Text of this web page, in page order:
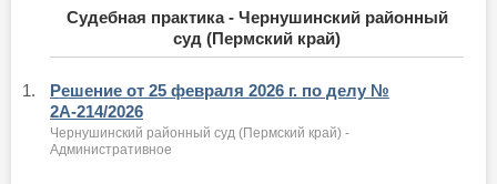
Судебная практика - Чернушинский районный
суд (Пермский край)
1.
Решение от 25 февраля 2026 г. по делу №
2А-214/2026
Чернушинский районный суд (Пермский край) -
Административное